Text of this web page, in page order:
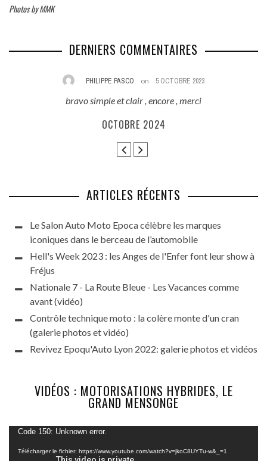
Photos by MMK
DERNIERS COMMENTAIRES
PHILIPPE PASCO on 5 OCTOBRE 2023
bravo simple et clair , encore , merci
OCTOBRE 2024
ARTICLES RÉCENTS
Le Salon Auto Moto Epoca célèbre les marques
iconiques dans le berceau de l’automobile
Hell's Week 2023 : les Anges de l'Enfer font leur show à
Fréjus
Nationale 7 - La Route Bleue - Les Vacances comme
avant (vidéo)
Contrôle technique moto : la colère monte d'un cran
(galerie photos et vidéo)
Revivez Epoqu'Auto Lyon 2022: galerie photos et vidéos
VIDÉOS : MOTORISATIONS HYBRIDES, LE
GRAND MENSONGE
Lecteur
vidéo
Code 150: Unknown error.
Télécharger le fichier: https://www.youtube.com/watch?v=jkoC8UYTu-w&_=1